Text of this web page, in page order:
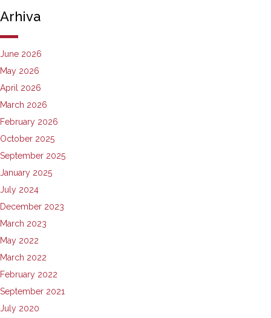
Arhiva
June 2026
May 2026
April 2026
March 2026
February 2026
October 2025
September 2025
January 2025
July 2024
December 2023
March 2023
May 2022
March 2022
February 2022
September 2021
July 2020